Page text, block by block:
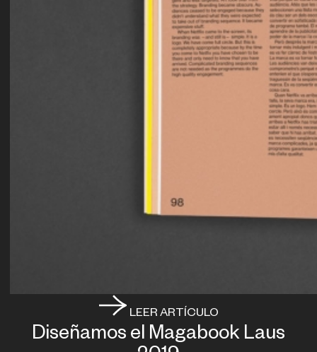
LEER ARTÍCULO
Diseñamos el Magabook Laus